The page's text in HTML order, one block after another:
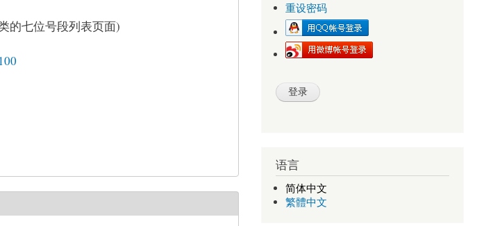
的七位号段列表页面)
重设密码
语言
简体中文
繁體中文